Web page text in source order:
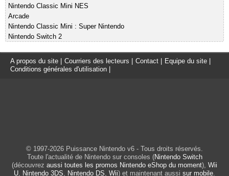
Nintendo Classic Mini NES
Arcade
Nintendo Classic Mini : Super Nintendo
Nintendo Switch 2
A propos du site Courriers des lecteurs Contact Equipe du site
Conditions générales d'utilisation
© 1997-2026 Puissance Nintendo v6 - Tous droits réservés.
Toute l'actualité de Nintendo sur consoles (Nintendo Switch
(découvrez aussi toutes les promos Nintendo eShop du moment), Wii
U, Nintendo 3DS, Nintendo DS, Wii) et maintenant aussi sur mobile.